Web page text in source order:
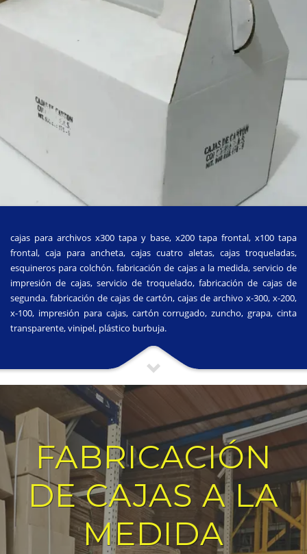
cajas para archivos x300 tapa y base, x200 tapa frontal, x100 tapa
frontal, caja para ancheta, cajas cuatro aletas, cajas troqueladas,
esquineros para colchón. fabricación de cajas a la medida, servicio de
impresión de cajas, servicio de troquelado, fabricación de cajas de
segunda. fabricación de cajas de cartón, cajas de archivo x-300, x-200,
x-100, impresión para cajas, cartón corrugado, zuncho, grapa, cinta
transparente, vinipel, plástico burbuja.
FABRICACIÓN
DE CAJAS A LA
MEDIDA